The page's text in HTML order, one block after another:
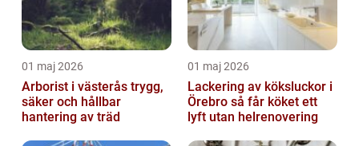
01 maj 2026
Arborist i västerås trygg,
säker och hållbar
hantering av träd
01 maj 2026
Lackering av köksluckor i
Örebro så får köket ett
lyft utan helrenovering